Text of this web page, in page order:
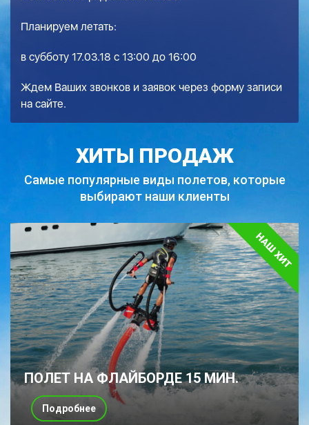
Планируем летать:
в субботу 17.03.18 с 13:00 до 16:00
Ждем Ваших звонков и заявок через форму записи
на сайте.
ХИТЫ ПРОДАЖ
Самые популярные виды полетов, которые
выбирают наши клиенты
ПОЛЕТ НА ФЛАЙБОРДЕ 15 МИН.
Подробнее